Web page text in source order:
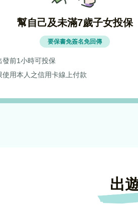
幫自己及未滿7歲子女投保
要保書免簽名免回傳
發前1小時可投保
使用本人之信用卡線上付款
出